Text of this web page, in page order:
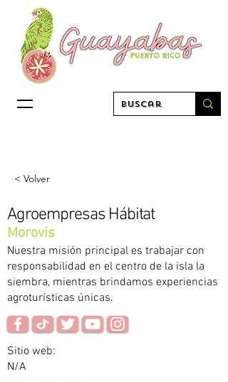
< Volver
Agroempresas Hábitat
Morovis
Nuestra misión principal es trabajar con
responsabilidad en el centro de la isla la
siembra, mientras brindamos experiencias
agroturísticas únicas.
Sitio web:
N/A